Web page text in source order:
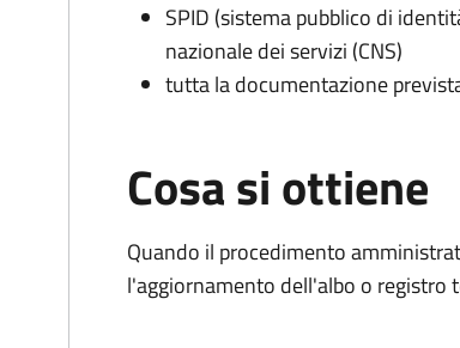
SPID (sistema pubblico di
nazionale dei servizi (CNS)
tutta la documentazione
Cosa si ottiene
Quando il procedimento
l'aggiornamento dell'albo o